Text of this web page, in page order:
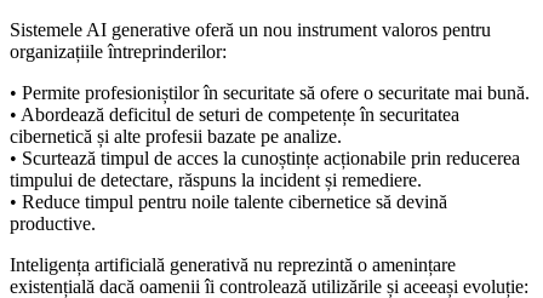
Sistemele AI generative oferă un nou instrument valoros pentru
organizațiile întreprinderilor:
• Permite profesioniștilor în securitate să ofere o securitate mai bună.
• Abordează deficitul de seturi de competențe în securitatea
cibernetică și alte profesii bazate pe analize.
• Scurtează timpul de acces la cunoștințe acționabile prin reducerea
timpului de detectare, răspuns la incident și remediere.
• Reduce timpul pentru noile talente cibernetice să devină
productive.
Inteligența artificială generativă nu reprezintă o amenințare
existențială dacă oamenii îi controlează utilizările și aceeași evoluție: